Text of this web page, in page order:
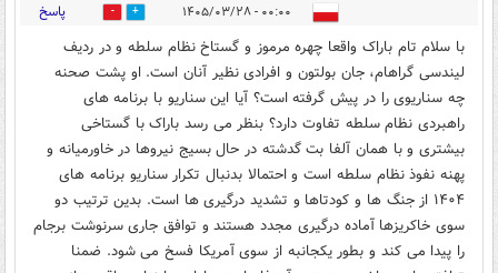
۰۰:۰۰ - ۱۴۰۵/۰۳/۲۸ 0 پاسخ
با سلام تام باراک واقعا چهره مرموز و گستاخ نظام سلطه و در ردیف
لیندسی گراهام، جان بولتون و افرادی نظیر آنان است. او پشت صحنه
چه سناریوی را در پیش گرفته است؟ آیا این سناریو با برنامه های
راهبردی نظام سلطه تفاوت دارد؟ بنظر می رسد باراک با گستاخی
بیشتری و با همان آلفا بت گدشته در حال بسیج نیروها در خاورمیانه و
پهنه نفوذ نظام سلطه است‌ و احتمالا بدنبال تکرار سناریو برنامه های
۱۴۰۴ از جنگ ها و کودتاها و تشدید درگیری ها است. بدین ترتیب دو
سوی خاکریزها آماده درگیری مجدد هستند و توافق جاری سرنوشت برجام
را پیدا می کند و بطور یکجانبه از سوی آمریکا فسخ می شود. ضمنا